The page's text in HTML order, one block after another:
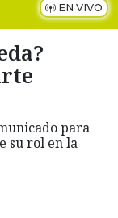
EN VIVO
para
su rol en la